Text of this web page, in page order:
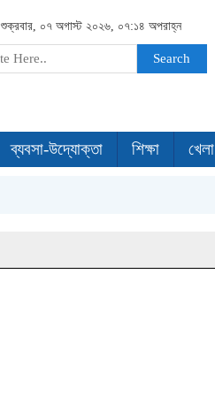
শুক্রবার, ০৭ অগাস্ট ২০২৬, ০৭:১৪ অপরাহ্ন
Search
ব্যবসা-উদ্যোক্তা শিক্ষা খেলা